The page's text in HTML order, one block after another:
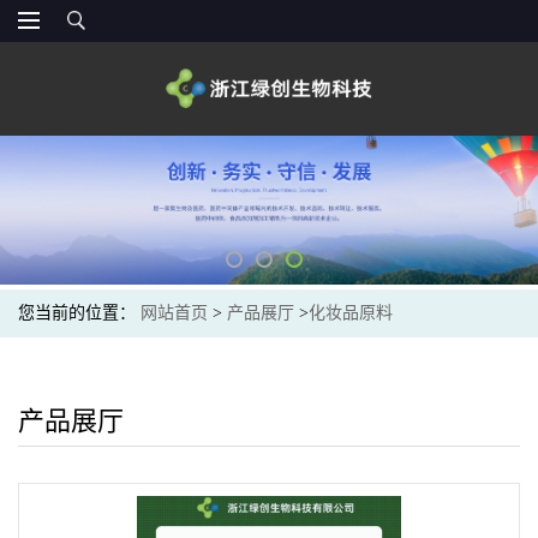
您当前的位置： 网站首页 > 产品展厅 >化妆品原料
产品展厅